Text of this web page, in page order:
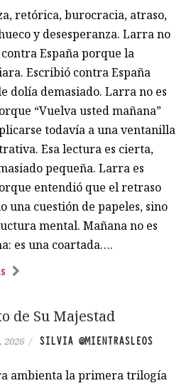
retórica, burocracia, atraso,
y desesperanza. Larra no
España porque la
Escribió contra España
dolía demasiado. Larra no es
“Vuelva usted mañana”
todavía a una ventanilla
Esa lectura es cierta,
pequeña. Larra es
entendió que el retraso
una cuestión de papeles, sino
mental. Mañana no es
es una coartada….
de Su Majestad
2026 / SILVIA @MIENTRASLEOS
ambienta la primera trilogía